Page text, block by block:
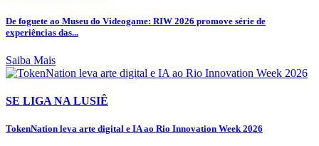
De foguete ao Museu do Videogame: RIW 2026 promove série de
experiências das...
Saiba Mais
SE LIGA NA LUSIÊ
TokenNation leva arte digital e IA ao Rio Innovation Week 2026